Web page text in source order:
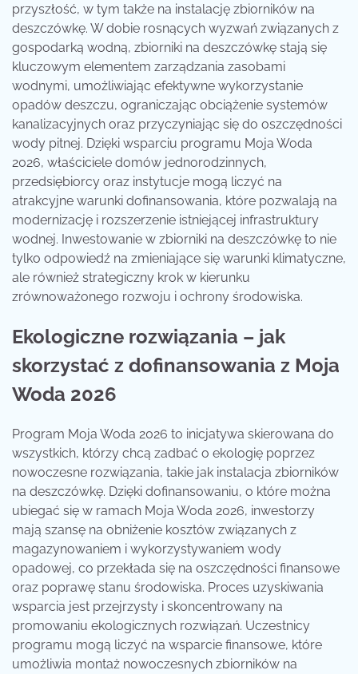
przyszłość, w tym także na instalację zbiorników na
deszczówkę. W dobie rosnących wyzwań związanych z
gospodarką wodną, zbiorniki na deszczówkę stają się
kluczowym elementem zarządzania zasobami
wodnymi, umożliwiając efektywne wykorzystanie
opadów deszczu, ograniczając obciążenie systemów
kanalizacyjnych oraz przyczyniając się do oszczędności
wody pitnej. Dzięki wsparciu programu Moja Woda
2026, właściciele domów jednorodzinnych,
przedsiębiorcy oraz instytucje mogą liczyć na
atrakcyjne warunki dofinansowania, które pozwalają na
modernizację i rozszerzenie istniejącej infrastruktury
wodnej. Inwestowanie w zbiorniki na deszczówkę to nie
tylko odpowiedź na zmieniające się warunki klimatyczne,
ale również strategiczny krok w kierunku
zrównoważonego rozwoju i ochrony środowiska.
Ekologiczne rozwiązania – jak
skorzystać z dofinansowania z Moja
Woda 2026
Program Moja Woda 2026 to inicjatywa skierowana do
wszystkich, którzy chcą zadbać o ekologię poprzez
nowoczesne rozwiązania, takie jak instalacja zbiorników
na deszczówkę. Dzięki dofinansowaniu, o które można
ubiegać się w ramach Moja Woda 2026, inwestorzy
mają szansę na obniżenie kosztów związanych z
magazynowaniem i wykorzystywaniem wody
opadowej, co przekłada się na oszczędności finansowe
oraz poprawę stanu środowiska. Proces uzyskiwania
wsparcia jest przejrzysty i skoncentrowany na
promowaniu ekologicznych rozwiązań. Uczestnicy
programu mogą liczyć na wsparcie finansowe, które
umożliwia montaż nowoczesnych zbiorników na